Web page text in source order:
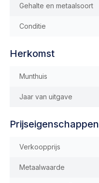
Gehalte en metaalsoort
Conditie
Herkomst
Munthuis
Jaar van uitgave
Prijseigenschappen
Verkoopprijs
Metaalwaarde